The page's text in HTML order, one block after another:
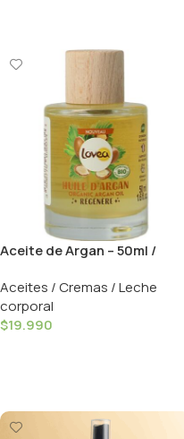
Aceite de Argan – 50ml /
Aceites / Cremas / Leche
corporal
$19.990